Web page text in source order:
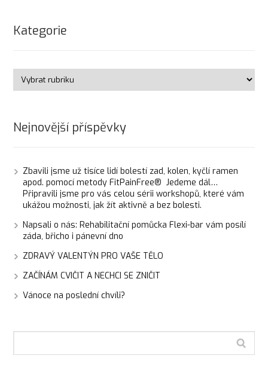
Kategorie
Nejnovější příspěvky
Zbavili jsme už tisíce lidí bolestí zad, kolen, kyčlí ramen
apod. pomocí metody FitPainFree® Jedeme dál…
Připravili jsme pro vás celou sérii workshopů, které vám
ukážou možnosti, jak žít aktivně a bez bolesti.
Napsali o nás: Rehabilitační pomůcka Flexi-bar vám posílí
záda, břicho i pánevní dno
ZDRAVÝ VALENTÝN PRO VAŠE TĚLO
ZAČÍNÁM CVIČIT A NECHCI SE ZNIČIT
Vánoce na poslední chvíli?